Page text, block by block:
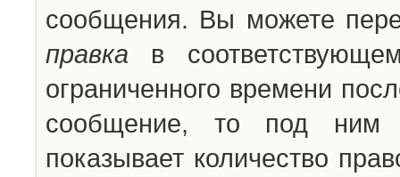
сообщения. Вы можете
правка в
ограниченного времени
сообщение, то под ним
показывает количество